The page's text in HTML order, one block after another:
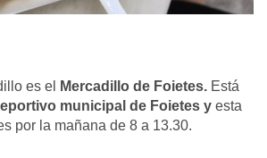
es el Mercadillo de Foietes. Está
municipal de Foietes y esta
por la mañana de 8 a 13.30.